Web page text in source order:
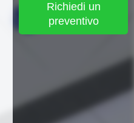
Richiedi un
preventivo